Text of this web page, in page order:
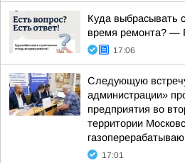
Куда выбрасывать
время ремонта? —
17:06
Следующую
администрации»
предприятия во
территории
17:01